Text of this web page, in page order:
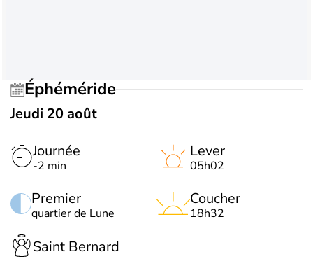
Éphéméride
Jeudi 20 août
Journée
-2 min
Premier
quartier de Lune
Lever
05h02
Coucher
18h32
Saint Bernard